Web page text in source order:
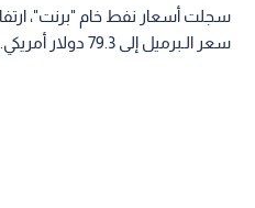
سجلت أسعار نفط خام "برنت"،
سعر الـبرميل إلى 79.3 دولار أمريكي.